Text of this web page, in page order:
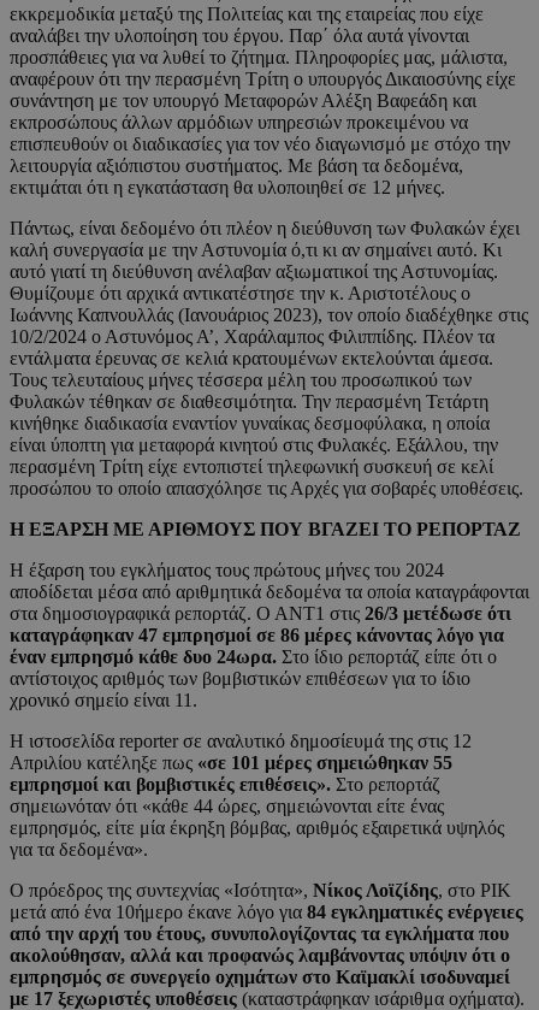
εκκρεμοδικία μεταξύ της Πολιτείας και της εταιρείας που είχε
αναλάβει την υλοποίηση του έργου. Παρ΄ όλα αυτά γίνονται
προσπάθειες για να λυθεί το ζήτημα. Πληροφορίες μας, μάλιστα,
αναφέρουν ότι την περασμένη Τρίτη ο υπουργός Δικαιοσύνης είχε
συνάντηση με τον υπουργό Μεταφορών Αλέξη Βαφεάδη και
εκπροσώπους άλλων αρμόδιων υπηρεσιών προκειμένου να
επισπευθούν οι διαδικασίες για τον νέο διαγωνισμό με στόχο την
λειτουργία αξιόπιστου συστήματος. Με βάση τα δεδομένα,
εκτιμάται ότι η εγκατάσταση θα υλοποιηθεί σε 12 μήνες.
Πάντως, είναι δεδομένο ότι πλέον η διεύθυνση των Φυλακών έχει
καλή συνεργασία με την Αστυνομία ό,τι κι αν σημαίνει αυτό. Κι
αυτό γιατί τη διεύθυνση ανέλαβαν αξιωματικοί της Αστυνομίας.
Θυμίζουμε ότι αρχικά αντικατέστησε την κ. Αριστοτέλους ο
Ιωάννης Καπνουλλάς (Ιανουάριος 2023), τον οποίο διαδέχθηκε στις
10/2/2024 ο Αστυνόμος Α’, Χαράλαμπος Φιλιππίδης. Πλέον τα
εντάλματα έρευνας σε κελιά κρατουμένων εκτελούνται άμεσα.
Τους τελευταίους μήνες τέσσερα μέλη του προσωπικού των
Φυλακών τέθηκαν σε διαθεσιμότητα. Την περασμένη Τετάρτη
κινήθηκε διαδικασία εναντίον γυναίκας δεσμοφύλακα, η οποία
είναι ύποπτη για μεταφορά κινητού στις Φυλακές. Εξάλλου, την
περασμένη Τρίτη είχε εντοπιστεί τηλεφωνική συσκευή σε κελί
προσώπου το οποίο απασχόλησε τις Αρχές για σοβαρές υποθέσεις.
Η ΕΞΑΡΣΗ ΜΕ ΑΡΙΘΜΟΥΣ ΠΟΥ ΒΓΑΖΕΙ ΤΟ ΡΕΠΟΡΤΑΖ
Η έξαρση του εγκλήματος τους πρώτους μήνες του 2024
αποδίδεται μέσα από αριθμητικά δεδομένα τα οποία καταγράφονται
στα δημοσιογραφικά ρεπορτάζ. Ο ΑΝΤ1 στις 26/3 μετέδωσε ότι
καταγράφηκαν 47 εμπρησμοί σε 86 μέρες κάνοντας λόγο για
έναν εμπρησμό κάθε δυο 24ωρα. Στο ίδιο ρεπορτάζ είπε ότι ο
αντίστοιχος αριθμός των βομβιστικών επιθέσεων για το ίδιο
χρονικό σημείο είναι 11.
Η ιστοσελίδα reporter σε αναλυτικό δημοσίευμά της στις 12
Απριλίου κατέληξε πως «σε 101 μέρες σημειώθηκαν 55
εμπρησμοί και βομβιστικές επιθέσεις». Στο ρεπορτάζ
σημειωνόταν ότι «κάθε 44 ώρες, σημειώνονται είτε ένας
εμπρησμός, είτε μία έκρηξη βόμβας, αριθμός εξαιρετικά υψηλός
για τα δεδομένα».
Ο πρόεδρος της συντεχνίας «Ισότητα», Νίκος Λοϊζίδης, στο ΡΙΚ
μετά από ένα 10ήμερο έκανε λόγο για 84 εγκληματικές ενέργειες
από την αρχή του έτους, συνυπολογίζοντας τα εγκλήματα που
ακολούθησαν, αλλά και προφανώς λαμβάνοντας υπόψιν ότι ο
εμπρησμός σε συνεργείο οχημάτων στο Καϊμακλί ισοδυναμεί
με 17 ξεχωριστές υποθέσεις (καταστράφηκαν ισάριθμα οχήματα).